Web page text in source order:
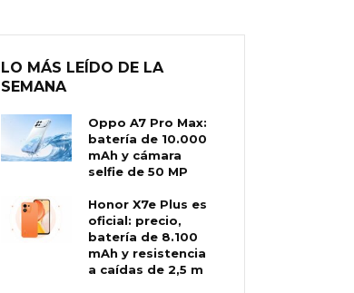
LO MÁS LEÍDO DE LA
SEMANA
Oppo A7 Pro Max:
batería de 10.000
mAh y cámara
selfie de 50 MP
Honor X7e Plus es
oficial: precio,
batería de 8.100
mAh y resistencia
a caídas de 2,5 m